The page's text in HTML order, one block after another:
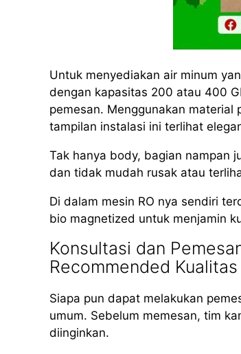
Untuk menyediakan air minum
dengan kapasitas 200 atau 400
pemesan. Menggunakan
tampilan instalasi ini terlihat
Tak hanya body, bagian nampan
dan tidak mudah rusak atau
Di dalam mesin RO nya sendiri
bio magnetized untuk menjamin
Konsultasi dan
Recommended Kualitas
Siapa pun dapat melakukan
umum. Sebelum memesan, tim
diinginkan.